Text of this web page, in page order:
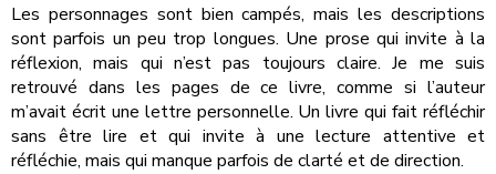
Les personnages sont bien campés, mais les descriptions
sont parfois un peu trop longues. Une prose qui invite à la
réflexion, mais qui n’est pas toujours claire. Je me suis
retrouvé dans les pages de ce livre, comme si l’auteur
m’avait écrit une lettre personnelle. Un livre qui fait réfléchir
sans être lire et qui invite à une lecture attentive et
réfléchie, mais qui manque parfois de clarté et de direction.